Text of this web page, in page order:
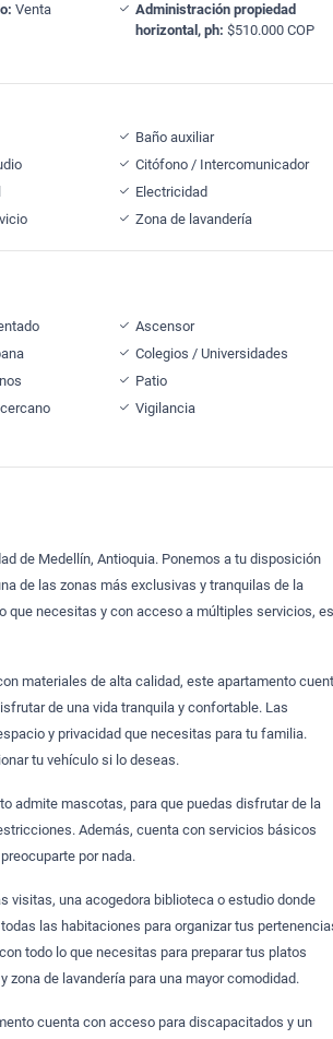
Venta
Administración propiedad
horizontal, ph: $510.000 COP
Baño auxiliar
Citófono / Intercomunicador
Electricidad
Zona de lavandería
Ascensor
Colegios / Universidades
Patio
Vigilancia
de Medellín, Antioquia. Ponemos a tu disposición
de las zonas más exclusivas y tranquilas de la
que necesitas y con acceso a múltiples servicios,
materiales de alta calidad, este apartamento
de una vida tranquila y confortable. Las
y privacidad que necesitas para tu familia.
tu vehículo si lo deseas.
admite mascotas, para que puedas disfrutar de la
Además, cuenta con servicios básicos
por nada.
visitas, una acogedora biblioteca o estudio donde
las habitaciones para organizar tus
todo lo que necesitas para preparar tus platos
de lavandería para una mayor comodidad.
cuenta con acceso para discapacitados y un